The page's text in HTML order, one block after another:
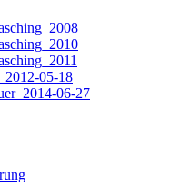
05-18
06-27